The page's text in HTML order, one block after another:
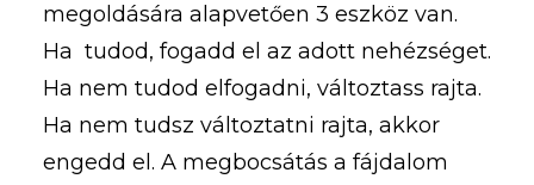
megoldására alapvetően 3 eszköz van.
Ha tudod, fogadd el az adott nehézséget.
Ha nem tudod elfogadni, változtass rajta.
Ha nem tudsz változtatni rajta, akkor
engedd el. A megbocsátás a fájdalom